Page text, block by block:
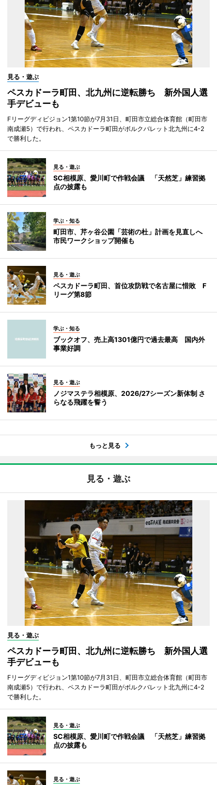
見る・遊ぶ
ペスカドーラ町田、北九州に逆転勝ち 新外国人選
手デビューも
Fリーグディビジョン1第10節が7月31日、町田市立総合体育館（町田市
南成瀬5）で行われ、ペスカドーラ町田がボルクバレット北九州に4-2
で勝利した。
見る・遊ぶ
SC相模原、愛川町で作戦会議 「天然芝」練習拠
点の披露も
学ぶ・知る
町田市、芹ヶ谷公園「芸術の杜」計画を見直しへ
市民ワークショップ開催も
見る・遊ぶ
ペスカドーラ町田、首位攻防戦で名古屋に惜敗 F
リーグ第8節
学ぶ・知る
ブックオフ、売上高1301億円で過去最高 国内外
事業好調
見る・遊ぶ
ノジマステラ相模原、2026/27シーズン新体制 さ
らなる飛躍を誓う
もっと見る
見る・遊ぶ
見る・遊ぶ
ペスカドーラ町田、北九州に逆転勝ち 新外国人選
手デビューも
Fリーグディビジョン1第10節が7月31日、町田市立総合体育館（町田市
南成瀬5）で行われ、ペスカドーラ町田がボルクバレット北九州に4-2
で勝利した。
見る・遊ぶ
SC相模原、愛川町で作戦会議 「天然芝」練習拠
点の披露も
見る・遊ぶ